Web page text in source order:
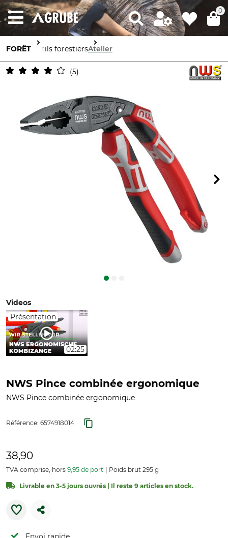
0
FORÊT Outils forestiersAtelier
5
Videos
Présentation
02:25
NWS Pince combinée ergonomique
NWS Pince combinée ergonomique
Référence: 6574918014
38,90
TVA comprise, hors 9,95 de port Poids brut 295 g
Livrable en 3-5 jours ouvrés | Il reste 9 articles en stock.